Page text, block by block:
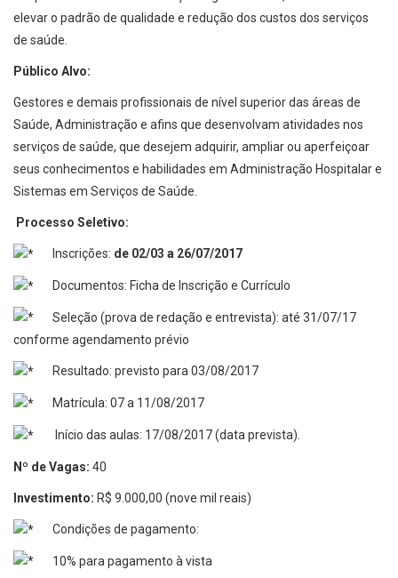
elevar o padrão de qualidade e redução dos custos dos serviços
de saúde.
Público Alvo:
Gestores e demais profissionais de nível superior das áreas de
Saúde, Administração e afins que desenvolvam atividades nos
serviços de saúde, que desejem adquirir, ampliar ou aperfeiçoar
seus conhecimentos e habilidades em Administração Hospitalar e
Sistemas em Serviços de Saúde.
Processo Seletivo:
Inscrições: de 02/03 a 26/07/2017
Documentos: Ficha de Inscrição e Currículo
Seleção (prova de redação e entrevista): até 31/07/17
conforme agendamento prévio
Resultado: previsto para 03/08/2017
Matrícula: 07 a 11/08/2017
Início das aulas: 17/08/2017 (data prevista).
Nº de Vagas: 40
Investimento: R$ 9.000,00 (nove mil reais)
Condições de pagamento:
10% para pagamento à vista